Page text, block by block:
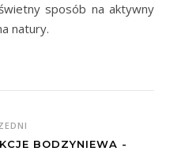
sposób na aktywny
natury.
BODZYNIEWA -